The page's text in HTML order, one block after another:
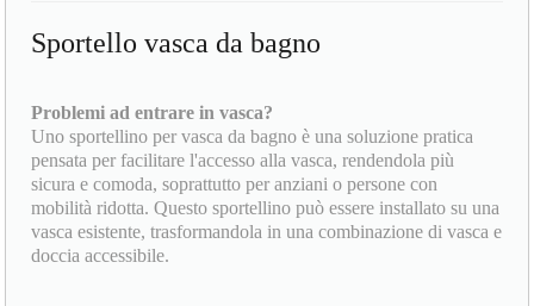
Sportello vasca da bagno
Problemi ad entrare in vasca?
Uno sportellino per vasca da bagno è una soluzione pratica
pensata per facilitare l'accesso alla vasca, rendendola più
sicura e comoda, soprattutto per anziani o persone con
mobilità ridotta. Questo sportellino può essere installato su una
vasca esistente, trasformandola in una combinazione di vasca e
doccia accessibile.